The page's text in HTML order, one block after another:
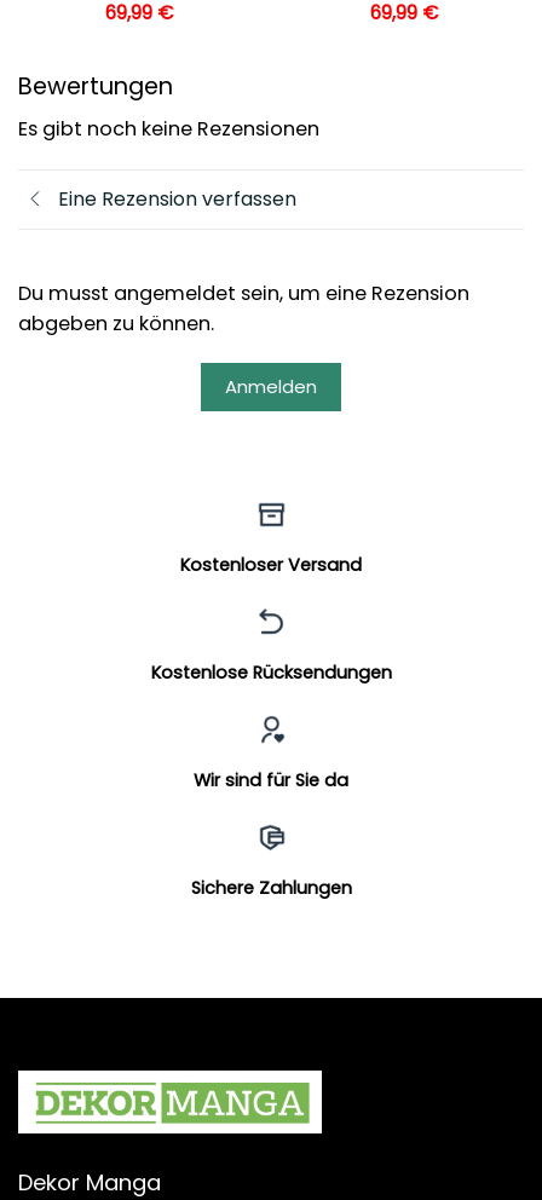
69,99 €
69,99 €
Bewertungen
Es gibt noch keine Rezensionen
Eine Rezension verfassen
Du musst angemeldet sein, um eine Rezension
abgeben zu können.
Anmelden
Kostenloser Versand
Kostenlose Rücksendungen
Wir sind für Sie da
Sichere Zahlungen
Dekor Manga